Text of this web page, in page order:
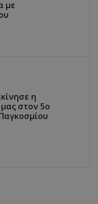
με
η
στον 5ο